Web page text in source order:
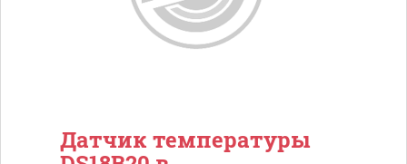
Датчик температуры